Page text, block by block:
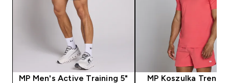
MP Men's Active Training 5"
MP Koszulka